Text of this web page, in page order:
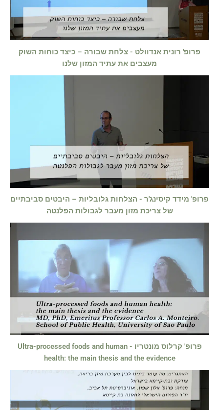
פרופ' רונית אנדוולט - צלחת שבורה – כיצד כוחות השוק
מעצבים את עתיד המזון שלנו
פרופ' מידד קיסינג'ר - הצלחות גלובליות – היבטים סביבתיים
של צריכת מזון מעבר לגבולות הפלנטה
פרופ' קרלוס מונטריו - Ultra-processed foods and human
health: the main thesis and the evidence